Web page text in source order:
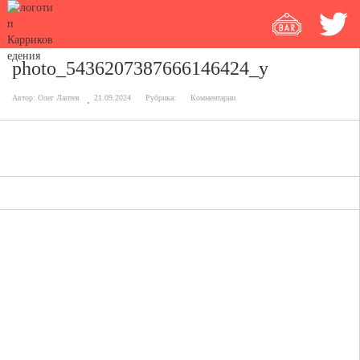
photo_5436207387666146424_y
Автор: Олег Лаптев 21.09.2024 Рубрика: Комментарии